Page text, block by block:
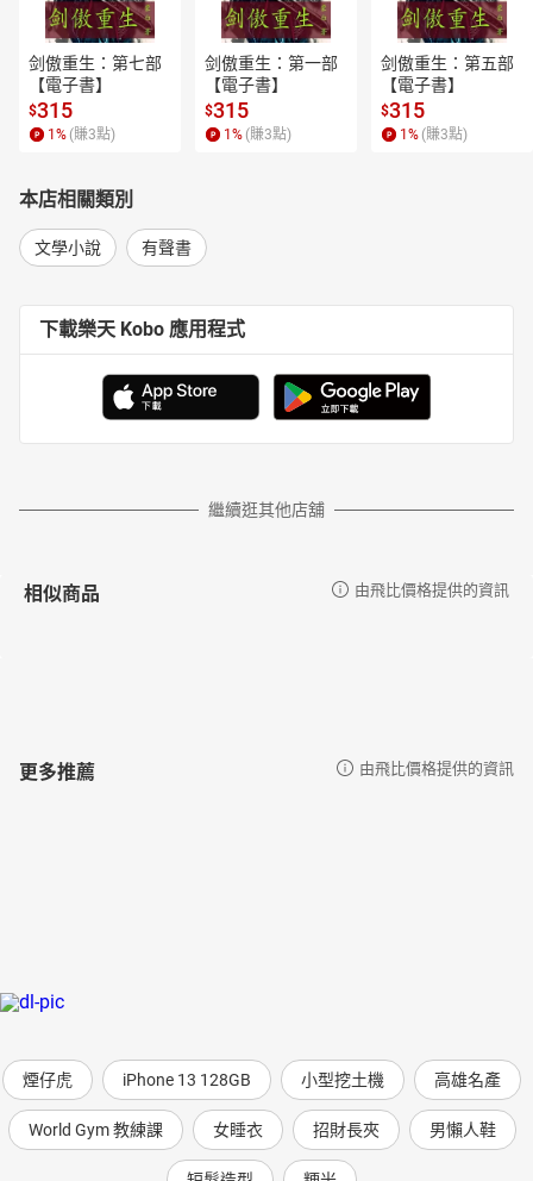
剑傲重生：第七部
【電子書】
$315
1 % (賺3點)
剑傲重生：第一部
【電子書】
$315
1 % (賺3點)
剑傲重生：第五部
【電子書】
$315
1 % (賺3點)
本店相關類別
文學小說 有聲書
下載樂天 Kobo 應用程式
繼續逛其他店舖
相似商品 由飛比價格提供的資訊
更多推薦 由飛比價格提供的資訊
煙仔虎 iPhone 13 128GB 小型挖土機 高雄名產
World Gym 教練課 女睡衣 招財長夾 男懶人鞋